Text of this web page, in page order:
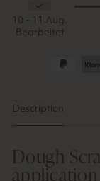
10 - 11 Aug.
Bearbeitet
Description
Dough
application